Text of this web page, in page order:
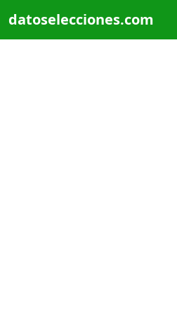
datoselecciones.com